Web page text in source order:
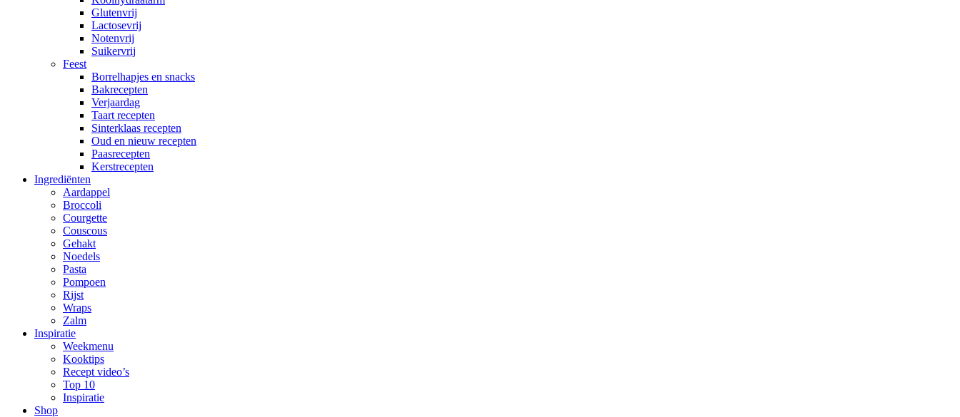
Glutenvrij
Lactosevrij
Notenvrij
Suikervrij
Feest
Borrelhapjes en snacks
Bakrecepten
Verjaardag
Taart recepten
Sinterklaas recepten
Oud en nieuw recepten
Paasrecepten
Kerstrecepten
Ingrediënten
Aardappel
Broccoli
Courgette
Couscous
Gehakt
Noedels
Pasta
Pompoen
Rijst
Wraps
Zalm
Inspiratie
Weekmenu
Kooktips
Recept video’s
Top 10
Inspiratie
Shop